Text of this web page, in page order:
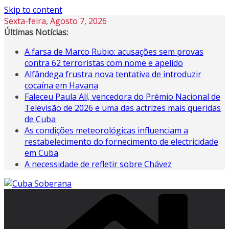
Skip to content
Sexta-feira, Agosto 7, 2026
Últimas Notícias:
A farsa de Marco Rubio: acusações sem provas
contra 62 terroristas com nome e apelido
Alfândega frustra nova tentativa de introduzir
cocaína em Havana
Faleceu Paula Alí, vencedora do Prémio Nacional de
Televisão de 2026 e uma das actrizes mais queridas
de Cuba
As condições meteorológicas influenciam a
restabelecimento do fornecimento de electricidade
em Cuba
A necessidade de refletir sobre Chávez